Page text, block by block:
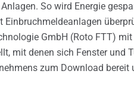
So wird Energie
GmbH (Roto FTT)
mit denen sich Fenster und
zum Download